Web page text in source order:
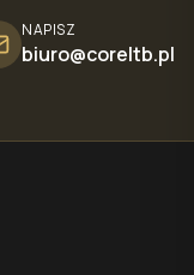
NAPISZ
biuro@coreltb.pl